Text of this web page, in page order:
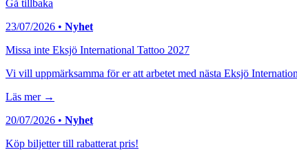
Gå tillbaka
23/07/2026 • Nyhet
Missa inte Eksjö International Tattoo 2027
Vi vill uppmärksamma för er att arbetet med nästa Eksjö
Läs mer →
20/07/2026 • Nyhet
Köp biljetter till rabatterat pris!